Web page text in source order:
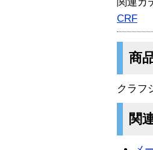
CRF
商
クラフ
関